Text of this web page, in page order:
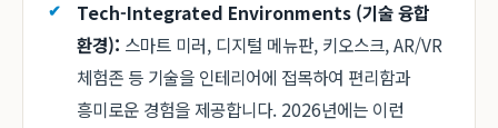
Tech-Integrated Environments (기술 융합
환경): 스마트 미러, 디지털 메뉴판, 키오스크, AR/VR
체험존 등 기술을 인테리어에 접목하여 편리함과
흥미로운 경험을 제공합니다. 2026년에는 이런